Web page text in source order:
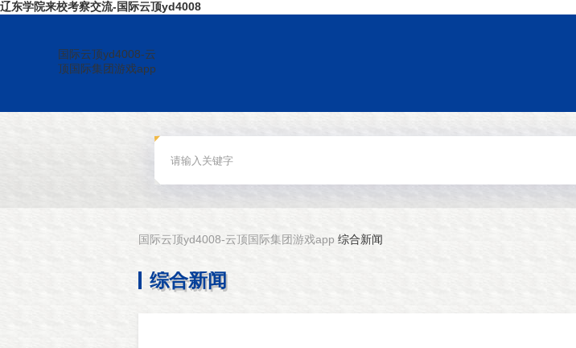
辽东学院来校考察交流-国际云顶yd4008
国际云顶yd4008-云
顶国际集团游戏app
国际云顶yd4008-云顶国际集团游戏app 综合新闻
综合新闻